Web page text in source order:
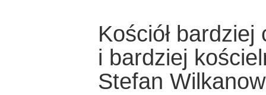
Kościół
i bardziej
Stefan